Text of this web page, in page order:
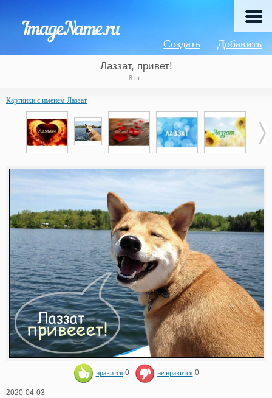
Добавить
Создать
Лаззат, привет!
8 шт.
Картинки с именем Лаззат
нравится 0 не нравится 0
2020-04-03